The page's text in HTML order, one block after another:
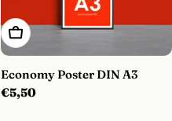
In Den Warenkorb
Economy Poster DIN A3
Regulärer
€5,50